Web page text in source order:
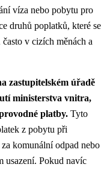
víza nebo pobytu pro
druhů poplatků, které se
v cizích měnách a
zastupitelském úřadě
ministerstva vnitra,
platby. Tyto
z pobytu při
komunální odpad nebo
usazení. Pokud navíc